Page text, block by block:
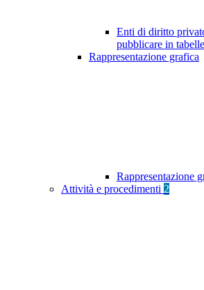
Enti di diritto
pubblicare in
Rappresentazione grafica
Rappresentazione
Attività e procedimenti 2